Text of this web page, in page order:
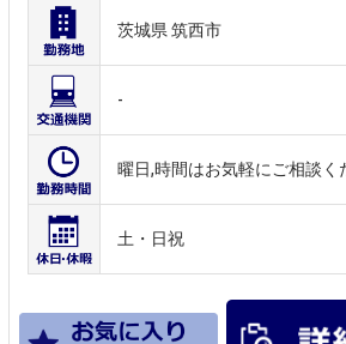
茨城県 筑西市
-
曜日,時間はお気軽にご相談く
土・日祝